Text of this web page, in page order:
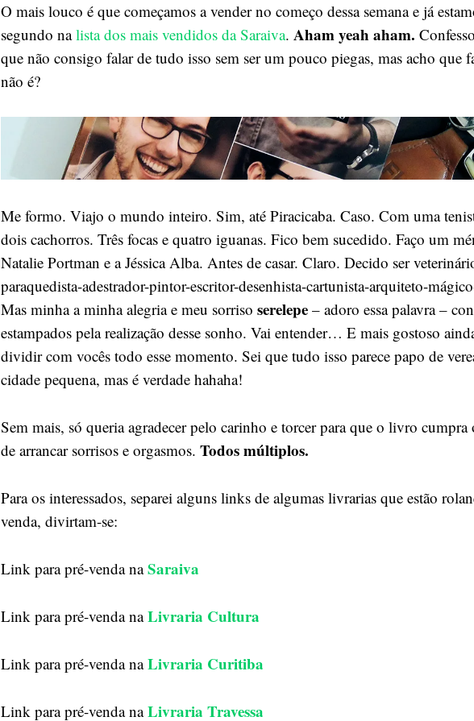
O mais louco é que começamos a vender no começo dessa semana e já
segundo nalista dos mais vendidos da Saraiva. Aham yeah aham.
que não consigo falar de tudo isso sem ser um pouco piegas, mas acho que
não é?
Me formo. Viajo o mundo inteiro. Sim, até Piracicaba. Caso. Com uma
dois cachorros. Três focas e quatro iguanas. Fico bem sucedido. Faço um
Natalie Portman e a Jéssica Alba. Antes de casar. Claro. Decido ser
paraquedista-adestrador-pintor-escritor-desenhista-cartunista-arquiteto-
Mas minha a minha alegria e meu sorrisoserelepe – adoro essa palavra –
estampados pela realização desse sonho. Vai entender… E mais gostoso
dividir com vocês todo esse momento. Sei que tudo isso parece papo de
cidade pequena, mas é verdade hahaha!
Sem mais, só queria agradecer pelo carinho e torcer para que o livro cumpra
de arrancar sorrisos e orgasmos.Todos múltiplos.
Para os interessados, separei alguns links de algumas livrarias que estão
venda, divirtam-se:
Link para pré-venda naSaraiva
Link para pré-venda naLivraria Cultura
Link para pré-venda naLivraria Curitiba
Link para pré-venda naLivraria Travessa